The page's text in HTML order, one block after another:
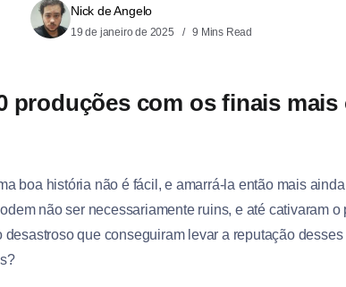
Nick de Angelo
19 de janeiro de 2025 9 Mins Read
produções com os finais
boa história não é fácil, e amarrá-la então mais
não ser necessariamente ruins, e até cativaram
desastroso que conseguiram levar a reputação